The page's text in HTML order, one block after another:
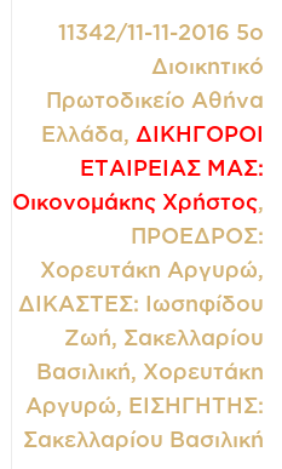
11342/11-11-2016 5ο
Διοικητικό
Πρωτοδικείο Αθήνα
Ελλάδα, ΔΙΚΗΓΟΡΟΙ
ΕΤΑΙΡΕΙΑΣ ΜΑΣ:
Οικονομάκης Χρήστος
ΠΡΟΕΔΡΟΣ:
Χορευτάκη Αργυρώ,
ΔΙΚΑΣΤΕΣ: Ιωσηφίδου
Ζωή, Σακελλαρίου
Βασιλική, Χορευτάκη
Αργυρώ, ΕΙΣΗΓΗΤΗΣ:
Σακελλαρίου Βασιλική